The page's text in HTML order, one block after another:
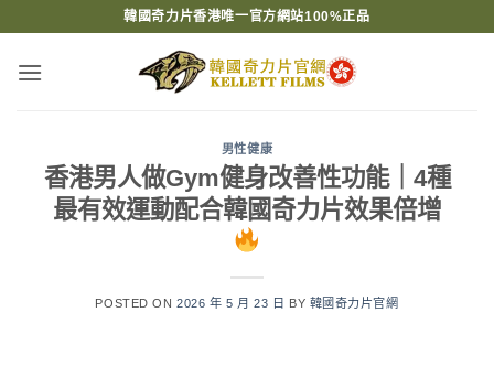
content
韓國奇力片香港唯一官方網站100%正品
男性健康
香港男人做Gym健身改善性功能｜4種
最有效運動配合韓國奇力片效果倍增
POSTED ON2026 年 5 月 23 日 BY 韓國奇力片官網